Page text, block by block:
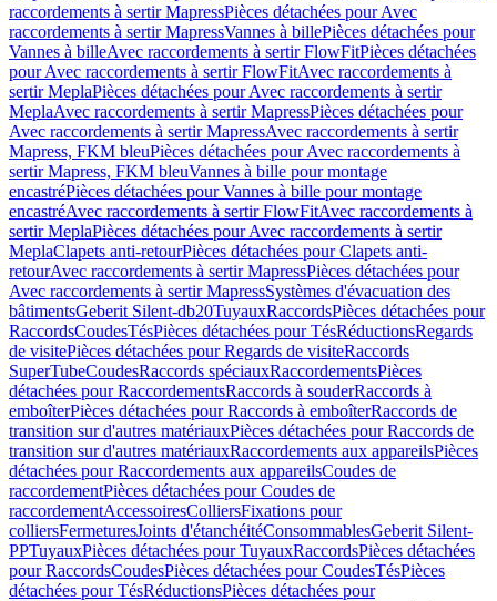
raccordements à sertir MapressPièces détachées pour Avec
raccordements à sertir MapressVannes à billePièces détachées pour
Vannes à billeAvec raccordements à sertir FlowFitPièces détachées
pour Avec raccordements à sertir FlowFitAvec raccordements à
sertir MeplaPièces détachées pour Avec raccordements à sertir
MeplaAvec raccordements à sertir MapressPièces détachées pour
Avec raccordements à sertir MapressAvec raccordements à sertir
Mapress, FKM bleuPièces détachées pour Avec raccordements à
sertir Mapress, FKM bleuVannes à bille pour montage
encastréPièces détachées pour Vannes à bille pour montage
encastréAvec raccordements à sertir FlowFitAvec raccordements à
sertir MeplaPièces détachées pour Avec raccordements à sertir
MeplaClapets anti-retourPièces détachées pour Clapets anti-
retourAvec raccordements à sertir MapressPièces détachées pour
Avec raccordements à sertir MapressSystèmes d'évacuation des
bâtimentsGeberit Silent-db20TuyauxRaccordsPièces détachées pour
RaccordsCoudesTésPièces détachées pour TésRéductionsRegards
de visitePièces détachées pour Regards de visiteRaccords
SuperTubeCoudesRaccords spéciauxRaccordementsPièces
détachées pour RaccordementsRaccords à souderRaccords à
emboîterPièces détachées pour Raccords à emboîterRaccords de
transition sur d'autres matériauxPièces détachées pour Raccords de
transition sur d'autres matériauxRaccordements aux appareilsPièces
détachées pour Raccordements aux appareilsCoudes de
raccordementPièces détachées pour Coudes de
raccordementAccessoiresColliersFixations pour
colliersFermeturesJoints d'étanchéitéConsommablesGeberit Silent-
PPTuyauxPièces détachées pour TuyauxRaccordsPièces détachées
pour RaccordsCoudesPièces détachées pour CoudesTésPièces
détachées pour TésRéductionsPièces détachées pour